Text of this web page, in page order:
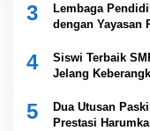
3
Lembaga
dengan Yayasan
4
Siswi Terbaik
Jelang
5
Dua Utusan
Prestasi